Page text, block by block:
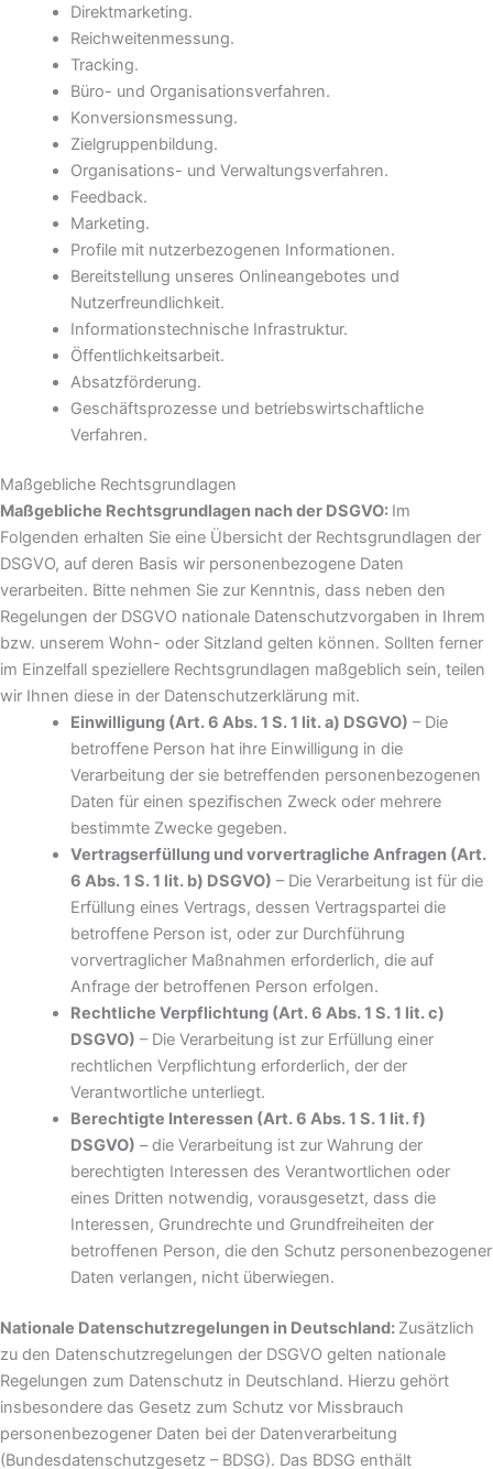
Direktmarketing.
Reichweitenmessung.
Tracking.
Büro- und Organisationsverfahren.
Konversionsmessung.
Zielgruppenbildung.
Organisations- und Verwaltungsverfahren.
Feedback.
Marketing.
Profile mit nutzerbezogenen Informationen.
Bereitstellung unseres Onlineangebotes und
Nutzerfreundlichkeit.
Informationstechnische Infrastruktur.
Öffentlichkeitsarbeit.
Absatzförderung.
Geschäftsprozesse und betriebswirtschaftliche
Verfahren.
Maßgebliche Rechtsgrundlagen
Maßgebliche Rechtsgrundlagen nach der DSGVO: Im
Folgenden erhalten Sie eine Übersicht der Rechtsgrundlagen der
DSGVO, auf deren Basis wir personenbezogene Daten
verarbeiten. Bitte nehmen Sie zur Kenntnis, dass neben den
Regelungen der DSGVO nationale Datenschutzvorgaben in Ihrem
bzw. unserem Wohn- oder Sitzland gelten können. Sollten ferner
im Einzelfall speziellere Rechtsgrundlagen maßgeblich sein, teilen
wir Ihnen diese in der Datenschutzerklärung mit.
Einwilligung (Art. 6 Abs. 1 S. 1 lit. a) DSGVO) – Die
betroffene Person hat ihre Einwilligung in die
Verarbeitung der sie betreffenden personenbezogenen
Daten für einen spezifischen Zweck oder mehrere
bestimmte Zwecke gegeben.
Vertragserfüllung und vorvertragliche Anfragen (Art.
6 Abs. 1 S. 1 lit. b) DSGVO) – Die Verarbeitung ist für die
Erfüllung eines Vertrags, dessen Vertragspartei die
betroffene Person ist, oder zur Durchführung
vorvertraglicher Maßnahmen erforderlich, die auf
Anfrage der betroffenen Person erfolgen.
Rechtliche Verpflichtung (Art. 6 Abs. 1 S. 1 lit. c)
DSGVO) – Die Verarbeitung ist zur Erfüllung einer
rechtlichen Verpflichtung erforderlich, der der
Verantwortliche unterliegt.
Berechtigte Interessen (Art. 6 Abs. 1 S. 1 lit. f)
DSGVO) – die Verarbeitung ist zur Wahrung der
berechtigten Interessen des Verantwortlichen oder
eines Dritten notwendig, vorausgesetzt, dass die
Interessen, Grundrechte und Grundfreiheiten der
betroffenen Person, die den Schutz personenbezogener
Daten verlangen, nicht überwiegen.
Nationale Datenschutzregelungen in Deutschland: Zusätzlich
zu den Datenschutzregelungen der DSGVO gelten nationale
Regelungen zum Datenschutz in Deutschland. Hierzu gehört
insbesondere das Gesetz zum Schutz vor Missbrauch
personenbezogener Daten bei der Datenverarbeitung
(Bundesdatenschutzgesetz – BDSG). Das BDSG enthält